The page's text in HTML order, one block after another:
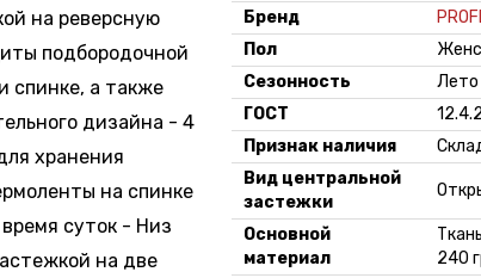
170-176, 64-66 По
170-176, 68-70 По
на реверсную
подбородочной
спинке, а также
дизайна - 4
хранения
на спинке
суток - Низ
на две
Бренд
Пол
Сезонность
Лето
ГОСТ
Признак наличия
Вид центральной
застежки
Основной
материал
240